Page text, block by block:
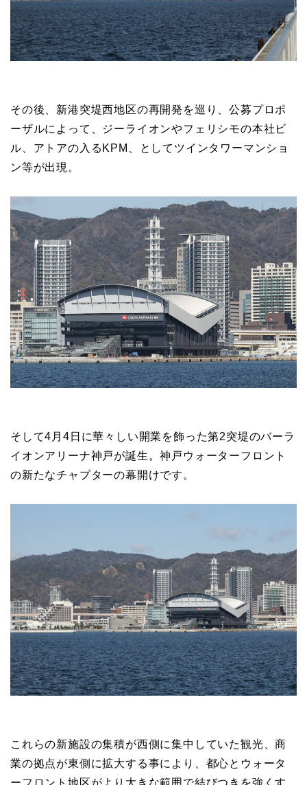
その後、新港突堤西地区の再開発を巡り、公募プロポ
ーザルによって、ジーライオンやフェリシモの本社ビ
ル、アトアの入るKPM、としてツインタワーマンショ
ン等が出現。
そして4月4日に華々しい開業を飾った第2突堤のバーラ
イオンアリーナ神戸が誕生。神戸ウォーターフロント
の新たなチャプターの幕開けです。
これらの新施設の集積が西側に集中していた観光、商
業の拠点が東側に拡大する事により、都心とウォータ